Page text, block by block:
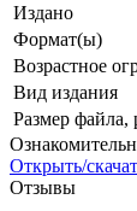
Издано
Формат(ы)
Возрастное
Вид издания
Размер файла,
Открыть/
Отзывы